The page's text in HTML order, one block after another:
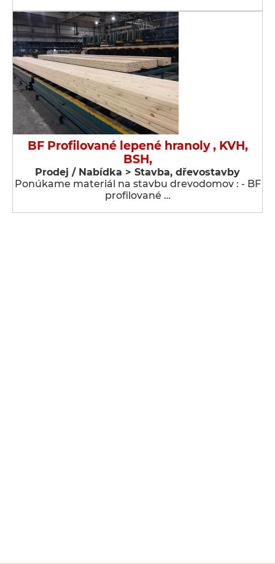
BF Profilované lepené hranoly , KVH,
BSH,
Prodej / Nabídka > Stavba, dřevostavby
Ponúkame materiál na stavbu drevodomov : - BF
profilované …